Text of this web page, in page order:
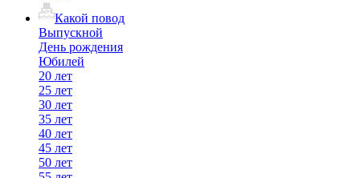
Какой повод
Выпускной
День рождения
Юбилей
20 лет
25 лет
30 лет
35 лет
40 лет
45 лет
50 лет